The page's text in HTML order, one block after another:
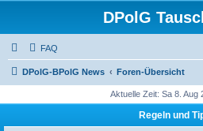
DPolG
FAQ
DPolG-BPolG News Foren-Übersicht
Aktuelle Zeit: Sa 8. Aug
Regeln und